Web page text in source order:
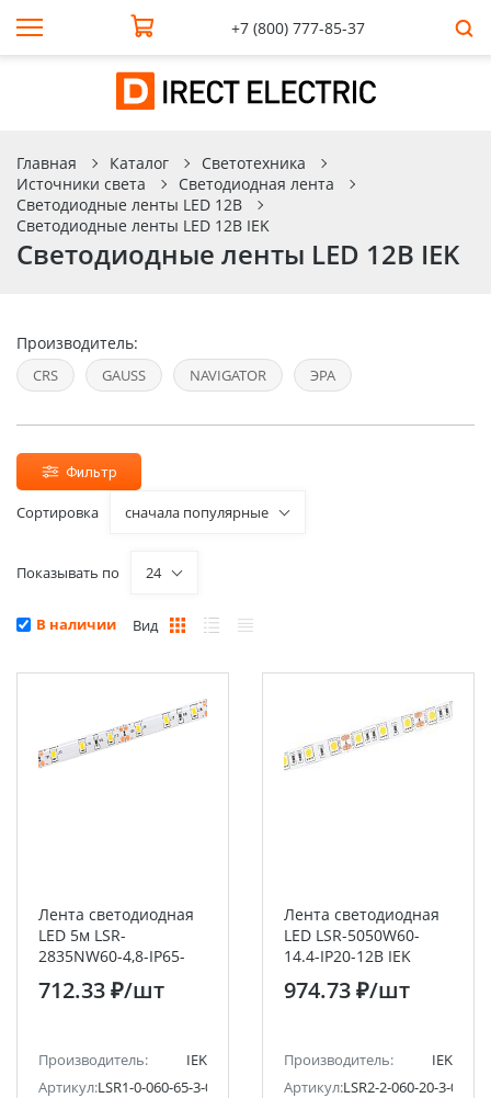
+7 (800) 777-85-37
Главная Каталог
Светотехника
Источники света
Светодиодная лента
Светодиодные ленты LED 12В
Светодиодные ленты LED 12В IEK
Светодиодные ленты LED 12В IEK
Производитель:
CRS GAUSS NAVIGATOR ЭРА
Фильтр
Сортировка сначала популярные
Показывать по 24
В наличии Вид
Лента светодиодная
LED 5м LSR-
2835NW60-4,8-IP65-
712.33 ₽/шт
Производитель:
IEK
Артикул:LSR1-0-060-65-3-05
Лента светодиодная
LED LSR-5050W60-
14.4-IP20-12В IEK
974.73 ₽/шт
Производитель:
IEK
Артикул:LSR2-2-060-20-3-05